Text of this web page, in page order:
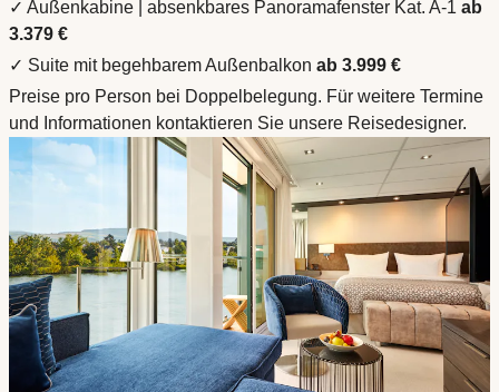
✓ Außenkabine | absenkbares Panoramafenster Kat. A-1 ab
3.379 €
✓ Suite mit begehbarem Außenbalkon ab 3.999 €
Preise pro Person bei Doppelbelegung. Für weitere Termine
und Informationen kontaktieren Sie unsere Reisedesigner.